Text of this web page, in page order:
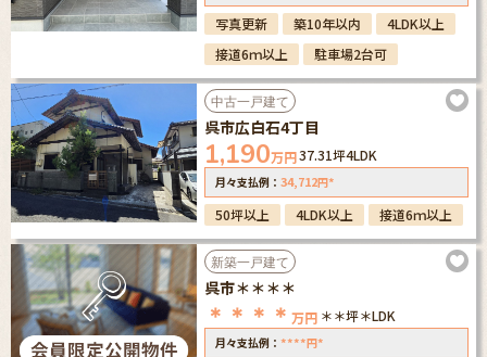
写真更新 築10年以内
4LDK以上
接道6ｍ以上
駐車場2台可
中古一戸建て
呉市広白石4丁目
1,190万円37.31坪4LDK
月々支払例： 34,712円*
50坪以上 4LDK以上 接道6ｍ以上
新築一戸建て
呉市＊＊＊＊
＊＊＊＊ 万円 ＊＊坪＊LDK
月々支払例： ****円*